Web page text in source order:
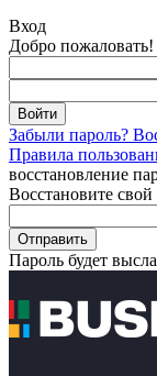
Вход
Добро
Забыли пароль?
Правила
восстановление
Восстановите свой
Пароль будет